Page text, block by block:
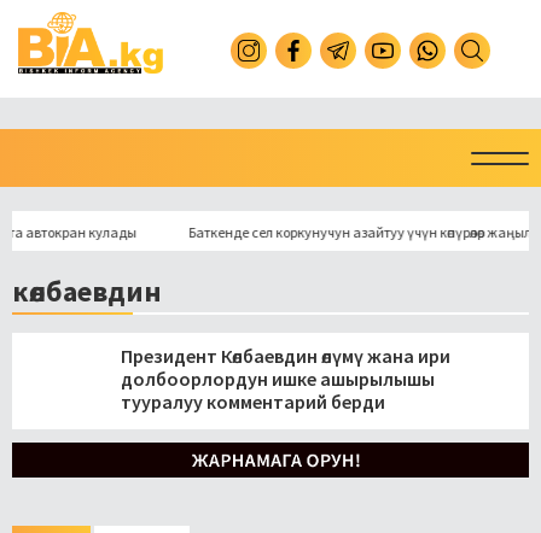
кулады Баткенде сел коркунучун азайтуу үчүн көпүрөлөр жаңыланат
көлбаевдин
Президент Көлбаевдин өлүмү жана ири
долбоорлордун ишке ашырылышы
тууралуу комментарий берди